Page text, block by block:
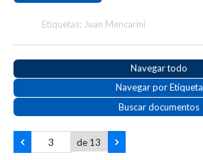
Etiquetas: Juan Mencarini
Navegar todo
Navegar por Etiqueta
Buscar documentos
de 13